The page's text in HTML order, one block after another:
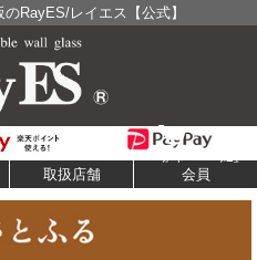
RayES/レイエス【公式】
取扱店舗 会員